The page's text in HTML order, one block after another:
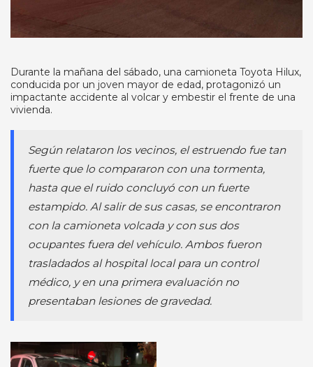
Durante la mañana del sábado, una camioneta Toyota Hilux,
conducida por un joven mayor de edad, protagonizó un
impactante accidente al volcar y embestir el frente de una
vivienda.
Según relataron los vecinos, el estruendo fue tan
fuerte que lo compararon con una tormenta,
hasta que el ruido concluyó con un fuerte
estampido. Al salir de sus casas, se encontraron
con la camioneta volcada y con sus dos
ocupantes fuera del vehículo. Ambos fueron
trasladados al hospital local para un control
médico, y en una primera evaluación no
presentaban lesiones de gravedad.